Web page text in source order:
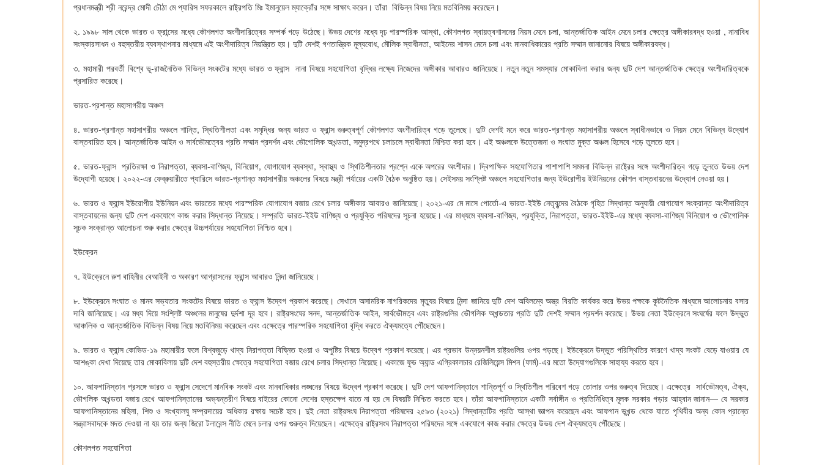
প্রধানমন্ত্রী শ্রী নরেন্দ্র মোদী চৌঠা মে প্যারিস সফরকালে রাষ্ট্রপতি মিঃ ইমানুয়েল ম্যাক্রোঁর সঙ্গে সাক্ষাৎ করেন। তাঁরা বিভিন্ন বিষয় নিয়ে মতবিনিময় করেছেন।
২. ১৯৯৮ সাল থেকে ভারত ও ফ্রান্সের মধ্যে কৌশলগত অংশীদারিত্বের সম্পর্ক গড়ে উঠেছে। উভয় দেশের মধ্যে দৃঢ় পারস্পরিক আস্থা, কৌশলগত স্বায়ত্বশাসনের নিয়ম মেনে চলা, আন্তর্জাতিক আইন মেনে চলার ক্ষেত্রে অঙ্গীকারবদ্ধ হওয়া , নানাবিধ
সংস্কারসাধন ও বহুস্তরীয় ব্যবস্থাপনার মাধ্যমে এই অংশীদারিত্ব নিয়ন্ত্রিত হয়। দুটি দেশই গণতান্ত্রিক মূল্যবোধ, মৌলিক স্বাধীনতা, আইনের শাসন মেনে চলা এবং মানবাধিকারের প্রতি সম্মান জানানোর বিষয়ে অঙ্গীকারবদ্ধ।
৩. মহামারী পরবর্তী বিশ্বে ভূ-রাজনৈতিক বিভিন্ন সংকটের মধ্যে ভারত ও ফ্রান্স নানা বিষয়ে সহযোগিতা বৃদ্ধির লক্ষ্যে নিজেদের অঙ্গীকার আবারও জানিয়েছে। নতুন নতুন সমস্যার মোকাবিলা করার জন্য দুটি দেশ আন্তর্জাতিক ক্ষেত্রে অংশীদারিত্বকে
প্রসারিত করেছে।
ভারত-প্রশান্ত মহাসাগরীয় অঞ্চল
৪. ভারত-প্রশান্ত মহাসাগরীয় অঞ্চলে শান্তি, স্থিতিশীলতা এবং সমৃদ্ধির জন্য ভারত ও ফ্রান্স গুরুত্বপূর্ণ কৌশলগত অংশীদারিত্ব গড়ে তুলেছে। দুটি দেশই মনে করে ভারত-প্রশান্ত মহাসাগরীয় অঞ্চলে স্বাধীনভাবে ও নিয়ম মেনে বিভিন্ন উদ্যোগ
বাস্তবায়িত হবে। আন্তর্জাতিক আইন ও সার্বভৌমত্বের প্রতি সম্মান প্রদর্শন এবং ভৌগোলিক অখন্ডতা, সমুদ্রপথে চলাচলে স্বাধীনতা নিশ্চিত করা হবে। এই অঞ্চলকে উত্তেজনা ও সংঘাত মুক্ত অঞ্চল হিসেবে গড়ে তুলতে হবে।
৫. ভারত-ফ্রান্স প্রতিরক্ষা ও নিরাপত্তা, ব্যবসা-বাণিজ্য, বিনিয়োগ, যোগাযোগ ব্যবস্থা, স্বাস্থ্য ও স্থিতিশীলতার প্রশ্নে একে অপরের অংশীদার। দ্বিপাক্ষিক সহযোগিতার পাশাপাশি সমমনা বিভিন্ন রাষ্ট্রের সঙ্গে অংশীদারিত্ব গড়ে তুলতে উভয় দেশ
উদ্যোগী হয়েছে। ২০২২-এর ফেব্রুয়ারীতে প্যারিসে ভারত-প্রশান্ত মহাসাগরীয় অঞ্চলের বিষয়ে মন্ত্রী পর্যায়ের একটি বৈঠক অনুষ্ঠিত হয়। সেইসময় সংশ্লিষ্ট অঞ্চলে সহযোগিতার জন্য ইউরোপীয় ইউনিয়নের কৌশল বাস্তবায়নের উদ্যোগ নেওয়া হয়।
৬. ভারত ও ফ্রান্স ইউরোপীয় ইউনিয়ন এবং ভারতের মধ্যে পারস্পরিক যোগাযোগ বজায় রেখে চলার অঙ্গীকার আবারও জানিয়েছে। ২০২১-এর মে মাসে পোর্তো-এ ভারত-ইইউ নেতৃবৃন্দের বৈঠকে গৃহিত সিদ্ধান্ত অনুযায়ী যোগাযোগ সংক্রান্ত অংশীদারিত্ব
বাস্তবায়নের জন্য দুটি দেশ একযোগে কাজ করার সিদ্ধান্ত নিয়েছে। সম্প্রতি ভারত-ইইউ বাণিজ্য ও প্রযুক্তি পরিষদের সূচনা হয়েছে। এর মাধ্যমে ব্যবসা-বাণিজ্য, প্রযুক্তি, নিরাপত্তা, ভারত-ইইউ-এর মধ্যে ব্যবসা-বাণিজ্য বিনিয়োগ ও ভৌগোলিক
সূচক সংক্রান্ত আলোচনা শুরু করার ক্ষেত্রে উচ্চপর্যায়ের সহযোগিতা নিশ্চিত হবে।
ইউক্রেন
৭. ইউক্রেনে রুশ বাহিনীর বেআইনী ও অকারণ আগ্রাসনের ফ্রান্স আবারও নিন্দা জানিয়েছে।
৮. ইউক্রেনে সংঘাত ও মানব সভ্যতার সংকটের বিষয়ে ভারত ও ফ্রান্স উদ্বেগ প্রকাশ করেছে। সেখানে অসামরিক নাগরিকদের মৃত্যুর বিষয়ে নিন্দা জানিয়ে দুটি দেশ অবিলম্বে অস্ত্র বিরতি কার্যকর করে উভয় পক্ষকে কূটনৈতিক মাধ্যমে আলোচনায় বসার
দাবি জানিয়েছে। এর মধ্য দিয়ে সংশ্লিষ্ট অঞ্চলের মানুষের দুর্দশা দূর হবে। রাষ্ট্রসংঘের সনদ, আন্তর্জাতিক আইন, সার্বভৌমত্ব এবং রাষ্ট্রগুলির ভৌগলিক অখন্ডতার প্রতি দুটি দেশই সম্মান প্রদর্শন করেছে। উভয় নেতা ইউক্রেনে সংঘর্ষের ফলে উদ্ভুত
আঞ্চলিক ও আন্তর্জাতিক বিভিন্ন বিষয় নিয়ে মতবিনিময় করেছেন এবং এক্ষেত্রে পারস্পরিক সহযোগিতা বৃদ্ধি করতে ঐক্যমত্যে পৌঁছেছেন।
৯. ভারত ও ফ্রান্স কোভিড-১৯ মহামারীর ফলে বিশ্বজুড়ে খাদ্য নিরাপত্তা বিঘ্নিত হওয়া ও অপুষ্টির বিষয়ে উদ্বেগ প্রকাশ করেছে। এর প্রভাব উন্নয়নশীল রাষ্ট্রগুলির ওপর পড়ছে। ইউক্রেনে উদ্ভুত পরিস্থিতির কারণে খাদ্য সংকট বেড়ে যাওয়ার যে
আশঙ্কা দেখা দিয়েছে তার মোকাবিলায় দুটি দেশ বহুস্তরীয় ক্ষেত্রে সহযোগিতা বজায় রেখে চলার সিদ্ধান্ত নিয়েছে। একাজে ফুড অ্যান্ড এগ্রিকালচার রেজিলিয়েন্স মিশন (ফার্ম)-এর মতো উদ্যোগগুলিকে সাহায্য করতে হবে।
১০. আফগানিস্তান প্রসঙ্গে ভারত ও ফ্রান্স সেদেশে মানবিক সংকট এবং মানবাধিকার লঙ্ঘনের বিষয়ে উদ্বেগ প্রকাশ করেছে। দুটি দেশ আফগানিস্তানে শান্তিপূর্ণ ও স্থিতিশীল পরিবেশ গড়ে তোলার ওপর গুরুত্ব দিয়েছে। এক্ষেত্রে সার্বভৌমত্ব, ঐক্য,
ভৌগলিক অখন্ডতা বজায় রেখে আফগানিস্তানের অভ্যন্তরীণ বিষয়ে বাইরের কোনো দেশের হস্তক্ষেপ যাতে না হয় সে বিষয়টি নিশ্চিত করতে হবে। তাঁরা আফগানিস্তানে একটি সর্বাঙ্গীন ও প্রতিনিধিত্ব মূলক সরকার গড়ার আহ্বান জানান— যে সরকার
আফগানিস্তানের মহিলা, শিশু ও সংখ্যালঘু সম্প্রদায়ের অধিকার রক্ষায় সচেষ্ট হবে। দুই নেতা রাষ্ট্রসংঘ নিরাপত্তা পরিষদের ২৫৯৩ (২০২১) সিদ্ধান্তটির প্রতি আস্থা জ্ঞাপন করেছেন এবং আফগান ভূখন্ড থেকে যাতে পৃথিবীর অন্য কোন প্রান্তে
সন্ত্রাসবাদকে মদত দেওয়া না হয় তার জন্য জিরো টলারেন্স নীতি মেনে চলার ওপর গুরুত্ব দিয়েছেন। এক্ষেত্রে রাষ্ট্রসংঘ নিরাপত্তা পরিষদের সঙ্গে একযোগে কাজ করার ক্ষেত্রে উভয় দেশ ঐক্যমত্যে পৌঁছেছে।
কৌশলগত সহযোগিতা